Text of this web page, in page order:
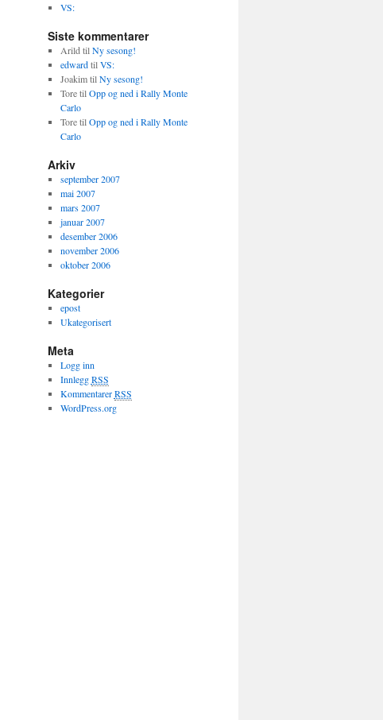
VS:
Siste kommentarer
Arild tilNy sesong!
edwardtilVS:
JoakimtilNy sesong!
ToretilOpp og ned i Rally Monte
Carlo
ToretilOpp og ned i Rally Monte
Carlo
Arkiv
september 2007
mai 2007
mars 2007
januar 2007
desember 2006
november 2006
oktober 2006
Kategorier
epost
Ukategorisert
Meta
Logg inn
InnleggRSS
KommentarerRSS
WordPress.org